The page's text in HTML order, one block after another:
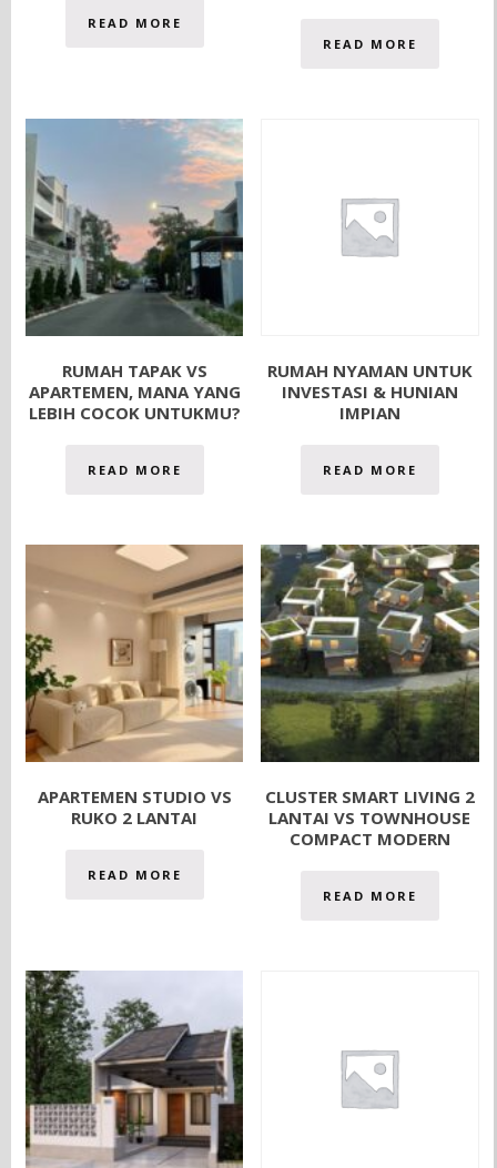
READ MORE
READ MORE
RUMAH TAPAK VS
APARTEMEN, MANA YANG
LEBIH COCOK UNTUKMU?
READ MORE
RUMAH NYAMAN UNTUK
INVESTASI & HUNIAN
IMPIAN
READ MORE
APARTEMEN STUDIO VS
RUKO 2 LANTAI
READ MORE
CLUSTER SMART LIVING 2
LANTAI VS TOWNHOUSE
COMPACT MODERN
READ MORE